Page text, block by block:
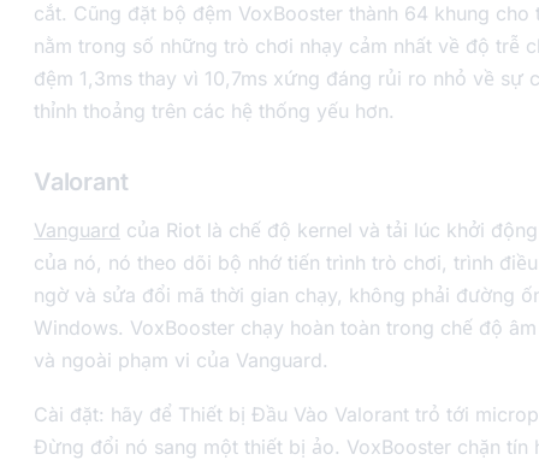
cắt. Cũng đặt bộ đệm VoxBooster thành 64 khung cho
nằm trong số những trò chơi nhạy cảm nhất về độ trễ
đệm 1,3ms thay vì 10,7ms xứng đáng rủi ro nhỏ về sự
thỉnh thoảng trên các hệ thống yếu hơn.
Valorant
Vanguard của Riot là chế độ kernel và tải lúc khởi
của nó, nó theo dõi bộ nhớ tiến trình trò chơi, trình
ngờ và sửa đổi mã thời gian chạy, không phải đường
Windows. VoxBooster chạy hoàn toàn trong chế độ
và ngoài phạm vi của Vanguard.
Cài đặt: hãy để Thiết bị Đầu Vào Valorant trỏ tới
Đừng đổi nó sang một thiết bị ảo. VoxBooster chặn tín